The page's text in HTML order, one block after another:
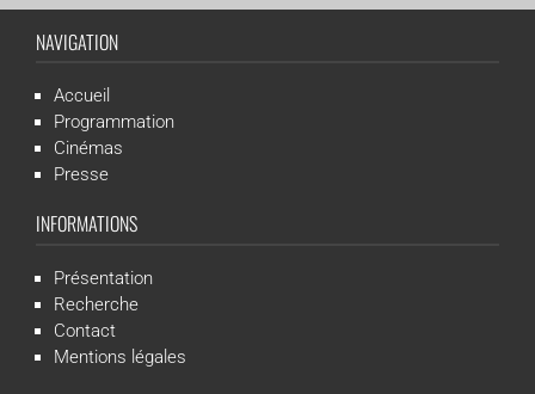
NAVIGATION
Accueil
Programmation
Cinémas
Presse
INFORMATIONS
Présentation
Recherche
Contact
Mentions légales